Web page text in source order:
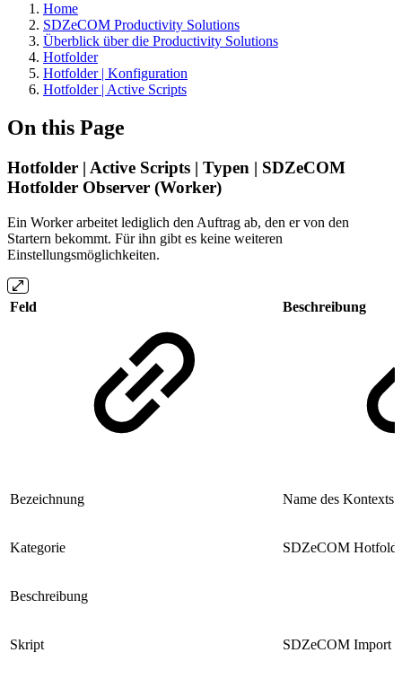
Home
SDZeCOM Productivity Solutions
Überblick über die Productivity Solutions
Hotfolder
Hotfolder | Konfiguration
Hotfolder | Active Scripts
On this Page
Hotfolder | Active Scripts | Typen | SDZeCOM
Hotfolder Observer (Worker)
Ein Worker arbeitet lediglich den Auftrag ab, den er von den
Startern bekommt. Für ihn gibt es keine weiteren
Einstellungsmöglichkeiten.
Feld Beschreibung
Bezeichnung Name des Kontexts
Kategorie SDZeCOM
Beschreibung
Skript SDZeCOM Import